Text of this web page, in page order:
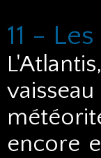
11 -
encore